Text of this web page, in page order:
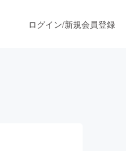
ログイン/新規会員登録